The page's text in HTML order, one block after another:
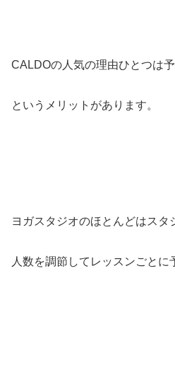
CALDOの人気の理由ひとつは
というメリットがあります。
ヨガスタジオのほとんどはスタ
人数を調節してレッスンごとに